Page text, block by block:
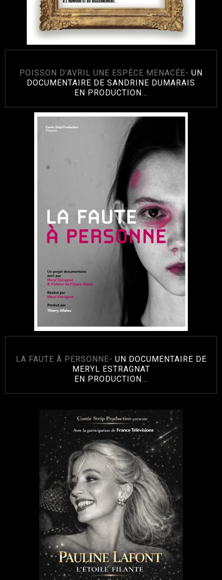
POISSON D’AVRIL UNE ESPÈCE MENACÉE- UN
DOCUMENTAIRE DE SANDRINE DUMARAIS
EN PRODUCTION...
LA FAUTE À PERSONNE- UN DOCUMENTAIRE DE
MERYL ESTRAGNAT
EN PRODUCTION...